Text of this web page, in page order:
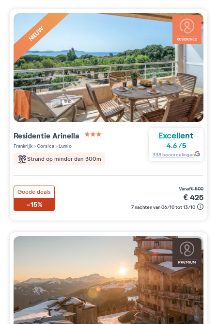
NIEUW
ResidentieArinella
Frankrijk>Corsica>Lumio
Strand op minder dan 300m
Excellent
4.6/5
338beoordelingen
Goede deals
-15%
vanaf€500
€425
7 nachten van 06/10 tot 13/10